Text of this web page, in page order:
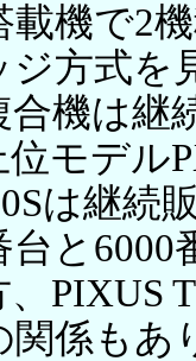
載機で2
方式を
合機は継
モデル
は継続
台と
PIXUS
関係もあ